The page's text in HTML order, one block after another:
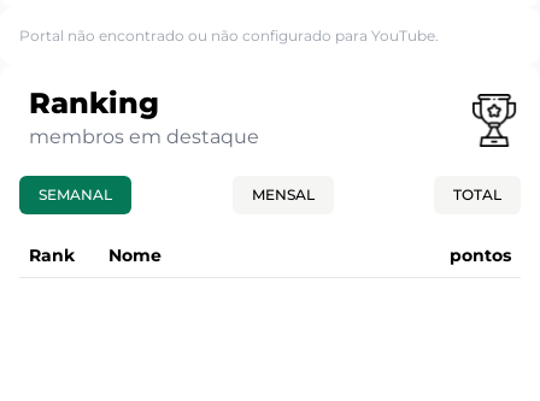
Portal não encontrado ou não configurado para YouTube.
Ranking
membros em destaque
SEMANAL MENSAL TOTAL
Rank Nome pontos